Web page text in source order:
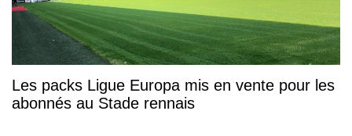
Les packs Ligue Europa mis en vente pour les
abonnés au Stade rennais